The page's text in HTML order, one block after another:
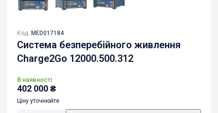
Код: MED017184
Система безперебійного живлення
Charge2Go 12000.500.312
В наявності
402 000₴
Ціну уточнюйте